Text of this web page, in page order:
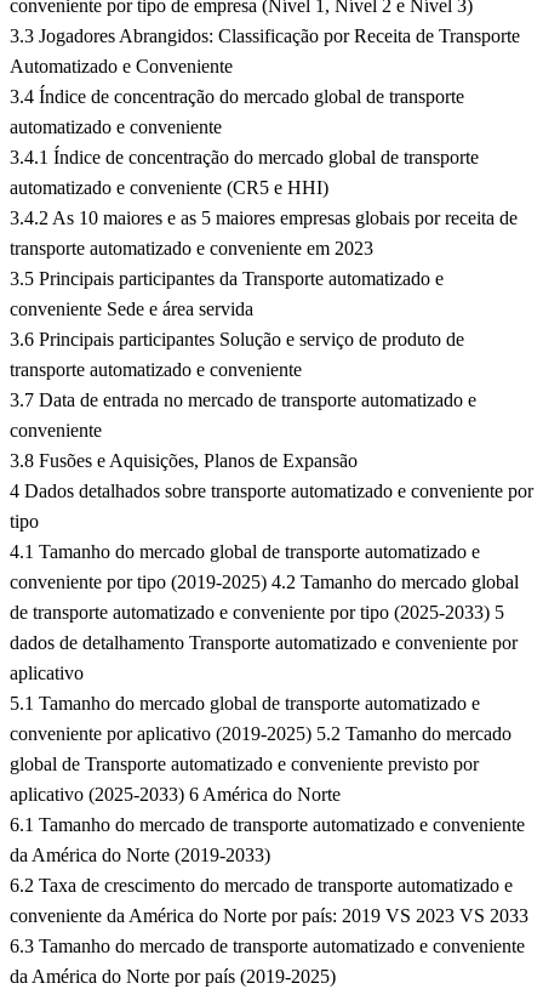
conveniente por tipo de empresa (Nível 1, Nível 2 e Nível 3)
3.3 Jogadores Abrangidos: Classificação por Receita de Transporte
Automatizado e Conveniente
3.4 Índice de concentração do mercado global de transporte
automatizado e conveniente
3.4.1 Índice de concentração do mercado global de transporte
automatizado e conveniente (CR5 e HHI)
3.4.2 As 10 maiores e as 5 maiores empresas globais por receita de
transporte automatizado e conveniente em 2023
3.5 Principais participantes da Transporte automatizado e
conveniente Sede e área servida
3.6 Principais participantes Solução e serviço de produto de
transporte automatizado e conveniente
3.7 Data de entrada no mercado de transporte automatizado e
conveniente
3.8 Fusões e Aquisições, Planos de Expansão
4 Dados detalhados sobre transporte automatizado e conveniente por
tipo
4.1 Tamanho do mercado global de transporte automatizado e
conveniente por tipo (2019-2025) 4.2 Tamanho do mercado global
de transporte automatizado e conveniente por tipo (2025-2033) 5
dados de detalhamento Transporte automatizado e conveniente por
aplicativo
5.1 Tamanho do mercado global de transporte automatizado e
conveniente por aplicativo (2019-2025) 5.2 Tamanho do mercado
global de Transporte automatizado e conveniente previsto por
aplicativo (2025-2033) 6 América do Norte
6.1 Tamanho do mercado de transporte automatizado e conveniente
da América do Norte (2019-2033)
6.2 Taxa de crescimento do mercado de transporte automatizado e
conveniente da América do Norte por país: 2019 VS 2023 VS 2033
6.3 Tamanho do mercado de transporte automatizado e conveniente
da América do Norte por país (2019-2025)